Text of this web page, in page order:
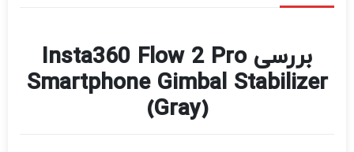
بررسی Insta360 Flow 2 Pro
Smartphone Gimbal Stabilizer
(Gray)